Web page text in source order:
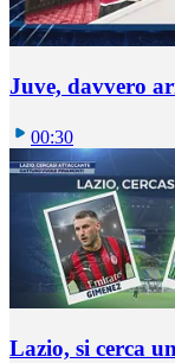
Juve, davvero
00:30
Lazio, si cerca